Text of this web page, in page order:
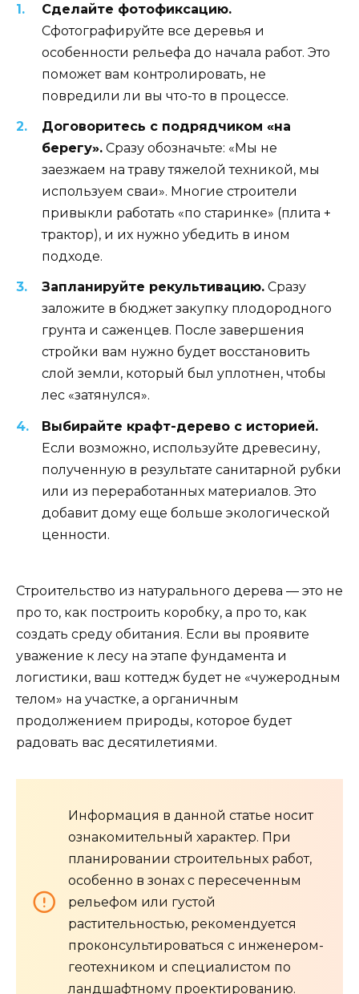
Сделайте фотофиксацию.
Сфотографируйте все деревья и
особенности рельефа до начала работ. Это
поможет вам контролировать, не
повредили ли вы что-то в процессе.
Договоритесь с подрядчиком «на
берегу». Сразу обозначьте: «Мы не
заезжаем на траву тяжелой техникой, мы
используем сваи». Многие строители
привыкли работать «по старинке» (плита +
трактор), и их нужно убедить в ином
подходе.
Запланируйте рекультивацию. Сразу
заложите в бюджет закупку плодородного
грунта и саженцев. После завершения
стройки вам нужно будет восстановить
слой земли, который был уплотнен, чтобы
лес «затянулся».
Выбирайте крафт-дерево с историей.
Если возможно, используйте древесину,
полученную в результате санитарной рубки
или из переработанных материалов. Это
добавит дому еще больше экологической
ценности.
Строительство из натурального дерева — это не
про то, как построить коробку, а про то, как
создать среду обитания. Если вы проявите
уважение к лесу на этапе фундамента и
логистики, ваш коттедж будет не «чужеродным
телом» на участке, а органичным
продолжением природы, которое будет
радовать вас десятилетиями.
Информация в данной статье носит
ознакомительный характер. При
планировании строительных работ,
особенно в зонах с пересеченным
рельефом или густой
растительностью, рекомендуется
проконсультироваться с инженером-
геотехником и специалистом по
ландшафтному проектированию.